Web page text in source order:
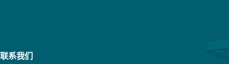
联系我们